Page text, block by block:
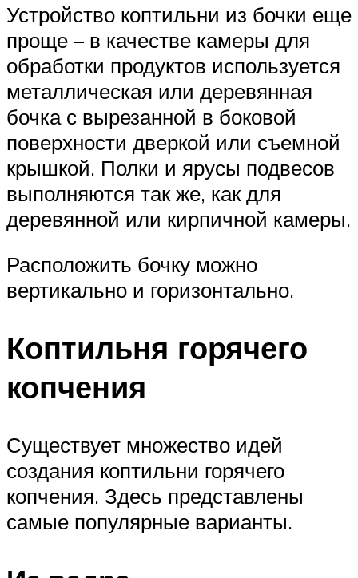
Устройство коптильни из бочки еще
проще – в качестве камеры для
обработки продуктов используется
металлическая или деревянная
бочка с вырезанной в боковой
поверхности дверкой или съемной
крышкой. Полки и ярусы подвесов
выполняются так же, как для
деревянной или кирпичной камеры.
Расположить бочку можно
вертикально и горизонтально.
Коптильня горячего
копчения
Существует множество идей
создания коптильни горячего
копчения. Здесь представлены
самые популярные варианты.